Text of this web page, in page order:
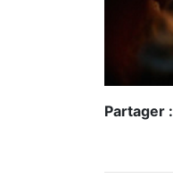
Partager :